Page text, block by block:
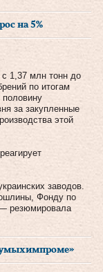
на 5%
1,37 млн тонн до
по итогам
за закупленные
этой
заводов.
Фонду по
— резюмировала